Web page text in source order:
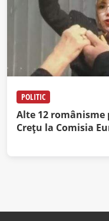
POLITIC
Alte 12 românisme
Creţu la Comisia